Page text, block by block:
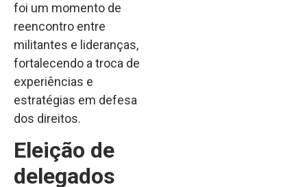
foi um momento de
reencontro entre
militantes e lideranças,
fortalecendo a troca de
experiências e
estratégias em defesa
dos direitos.
Eleição de
delegados